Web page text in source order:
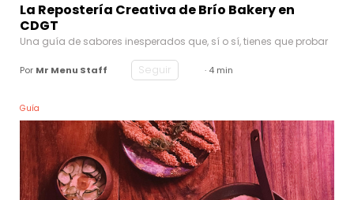
La Repostería Creativa de Brío Bakery en
CDGT
Una guía de sabores inesperados que, sí o sí, tienes que probar
Por Mr Menu Staff Seguir · 4 min
Guía